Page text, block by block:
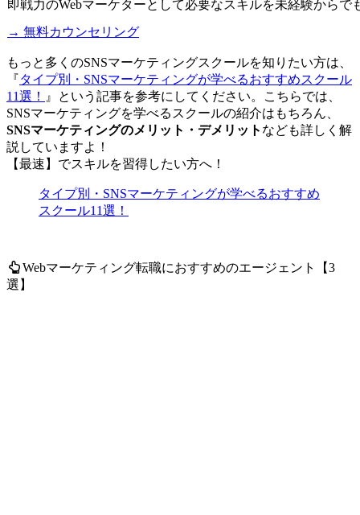
即戦力のWebマーケターとして必要なスキルを未経験からで
→ 無料カウンセリング
もっと多くのSNSマーケティングスクールを知りたい方は、
『タイプ別・SNSマーケティングが学べるおすすめスクール
11選！
』という記事を参考にしてください。こちらでは、
SNSマーケティングを学べるスクールの紹介はもちろん、
SNSマーケティングのメリット・デメリット なども詳しく解
説していますよ！
【最速】でスキルを習得したい方へ！
タイプ別・SNSマーケティングが学べるおすすめ
スクール11選！
Webマーケティング転職におすすめのエージェント【3
選】